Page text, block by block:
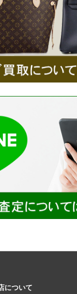
について